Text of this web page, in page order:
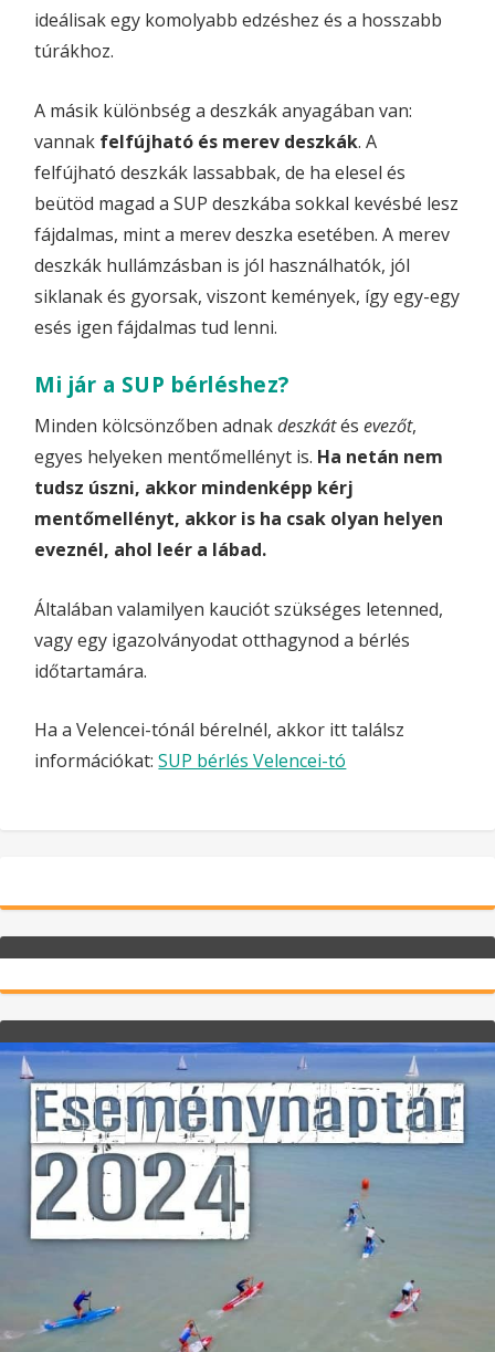
ideálisak egy komolyabb edzéshez és a hosszabb
túrákhoz.
A másik különbség a deszkák anyagában van:
vannak felfújható és merev deszkák. A
felfújható deszkák lassabbak, de ha elesel és
beütöd magad a SUP deszkába sokkal kevésbé lesz
fájdalmas, mint a merev deszka esetében. A merev
deszkák hullámzásban is jól használhatók, jól
siklanak és gyorsak, viszont kemények, így egy-egy
esés igen fájdalmas tud lenni.
Mi jár a SUP bérléshez?
Minden kölcsönzőben adnakdeszkátésevezőt,
egyes helyeken mentőmellényt is. Ha netán nem
tudsz úszni, akkor mindenképp kérj
mentőmellényt, akkor is ha csak olyan helyen
eveznél, ahol leér a lábad.
Általában valamilyen kauciót szükséges letenned,
vagy egy igazolványodat otthagynod a bérlés
időtartamára.
Ha a Velencei-tónál bérelnél, akkor itt találsz
információkat:SUP bérlés Velencei-tó